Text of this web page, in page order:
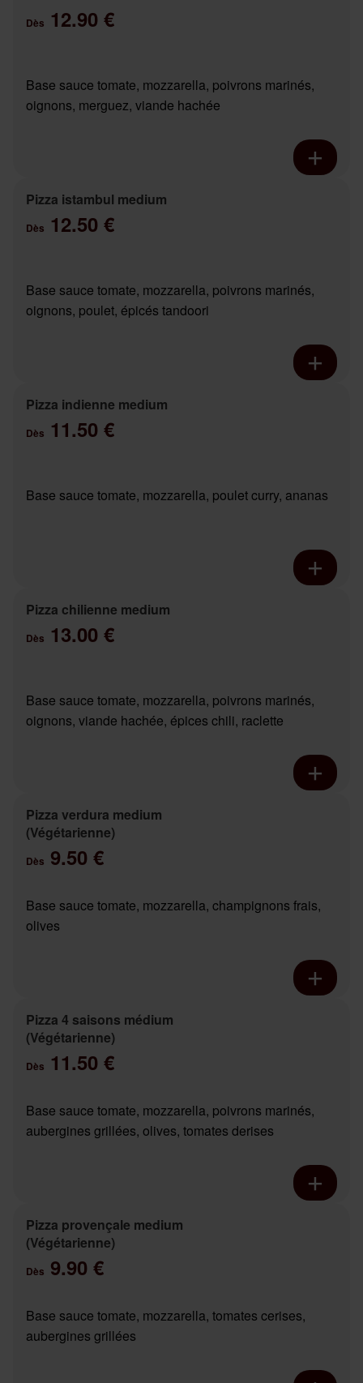
Dès 12.90 €
Base sauce tomate, mozzarella, poivrons marinés,
oignons, merguez, viande hachée
Pizza istambul medium
Dès 12.50 €
Base sauce tomate, mozzarella, poivrons marinés,
oignons, poulet, épicés tandoori
Pizza indienne medium
Dès 11.50 €
Base sauce tomate, mozzarella, poulet curry, ananas
Pizza chilienne medium
Dès 13.00 €
Base sauce tomate, mozzarella, poivrons marinés,
oignons, viande hachée, épices chili, raclette
Pizza verdura medium
(Végétarienne)
Dès 9.50 €
Base sauce tomate, mozzarella, champignons frais,
olives
Pizza 4 saisons médium
(Végétarienne)
Dès 11.50 €
Base sauce tomate, mozzarella, poivrons marinés,
aubergines grillées, olives, tomates derises
Pizza provençale medium
(Végétarienne)
Dès 9.90 €
Base sauce tomate, mozzarella, tomates cerises,
aubergines grillées